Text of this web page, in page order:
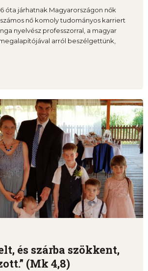
óta járhatnak Magyarországon nők
nő komoly tudományos karriert
nyelvész professzorral, a magyar
arról beszélgettünk,
és szárba szökkent,
(Mk 4,8)